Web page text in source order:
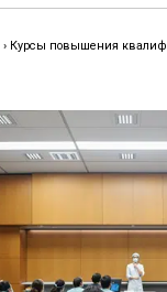
› Курсы повышения